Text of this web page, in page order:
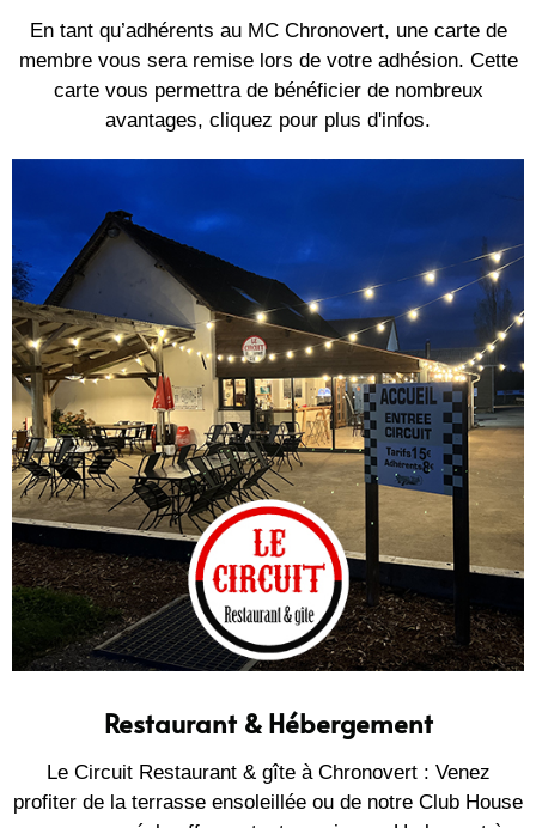
En tant qu’adhérents au MC Chronovert, une carte de
membre vous sera remise lors de votre adhésion. Cette
carte vous permettra de bénéficier de nombreux
avantages, cliquez pour plus d'infos.
Restaurant & Hébergement
Le Circuit Restaurant & gîte à Chronovert : Venez
profiter de la terrasse ensoleillée ou de notre Club House